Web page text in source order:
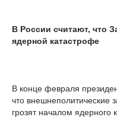
В России считают, что
ядерной катастрофе
В конце февраля
что внешнеполитические
грозят началом ядерного